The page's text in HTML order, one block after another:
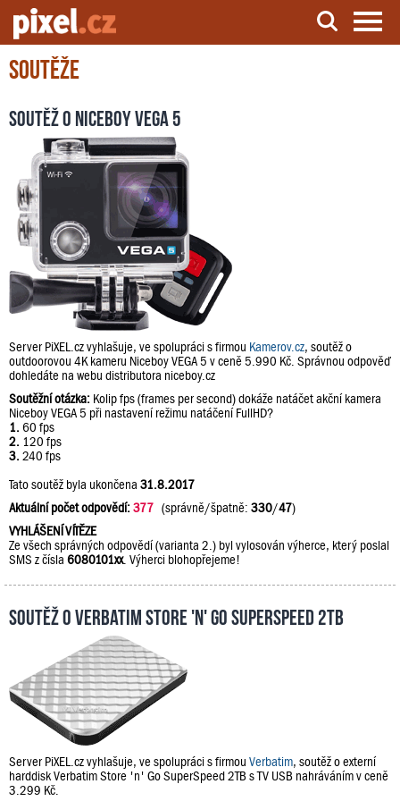
Server o natáčení a zpracování videa
Soutěže
Soutěž o Niceboy VEGA 5
Server PiXEL.cz vyhlašuje, ve spolupráci s firmou Kamerov.cz, soutěž o
outdoorovou 4K kameru Niceboy VEGA 5 v ceně 5.990 Kč. Správnou odpověď
dohledáte na webu distributora niceboy.cz
Soutěžní otázka: Kolip fps (frames per second) dokáže natáčet akční kamera
Niceboy VEGA 5 při nastavení režimu natáčení FullHD?
1. 60 fps
2. 120 fps
3. 240 fps
Tato soutěž byla ukončena 31.8.2017
Aktuální počet odpovědí:377 (správně/špatně: 330/47)
VYHLÁŠENÍ VÍTĚZE
Ze všech správných odpovědí (varianta 2.) byl vylosován výherce, který poslal
SMS z čísla 6080101xx. Výherci blohopřejeme!
Soutěž o Verbatim Store 'n' Go SuperSpeed 2TB
Server PiXEL.cz vyhlašuje, ve spolupráci s firmou Verbatim, soutěž o externí
harddisk Verbatim Store 'n' Go SuperSpeed 2TB s TV USB nahráváním v ceně
3.299 Kč.